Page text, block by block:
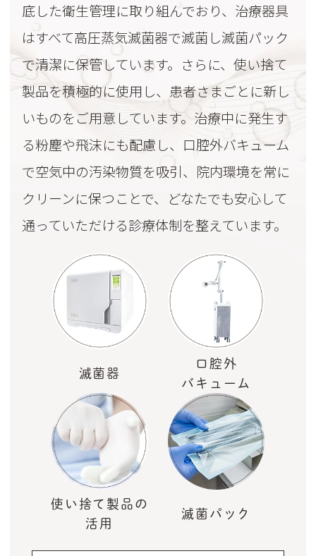
底した衛生管理に取り組んでおり、治療器具
はすべて高圧蒸気滅菌器で滅菌し滅菌パック
で清潔に保管しています。さらに、使い捨て
製品を積極的に使用し、患者さまごとに新し
いものをご用意しています。治療中に発生す
る粉塵や飛沫にも配慮し、口腔外バキューム
で空気中の汚染物質を吸引、院内環境を常に
クリーンに保つことで、どなたでも安心して
通っていただける診療体制を整えています。
滅菌器
口腔外
バキューム
使い捨て製品の
活用
滅菌パック